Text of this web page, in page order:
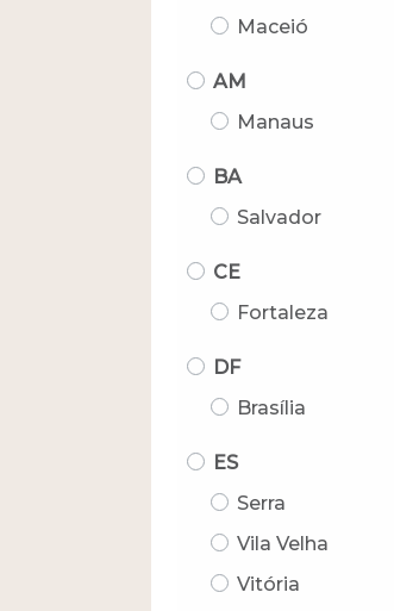
Maceió
AM
Manaus
BA
Salvador
CE
Fortaleza
DF
Brasília
ES
Serra
Vila Velha
Vitória